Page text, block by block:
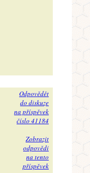
Odpovědět
do diskuze
na příspěvek
číslo 41184
Zobrazit
odpovědi
na tento
příspěvek